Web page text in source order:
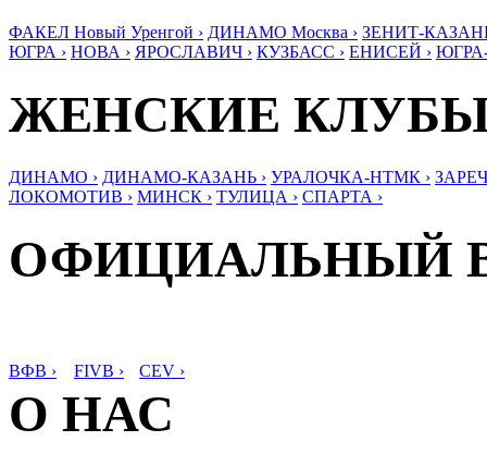
ФАКЕЛ Новый Уренгой › ДИНАМО Москва › ЗЕНИТ-
ЮГРА › НОВА › ЯРОСЛАВИЧ › КУЗБАСС › ЕНИСЕЙ ›
ЖЕНСКИЕ
ДИНАМО › ДИНАМО-КАЗАНЬ › УРАЛОЧКА-НТМК ›
ЛОКОМОТИВ › МИНСК › ТУЛИЦА › СПАРТА ›
ОФИЦИАЛЬНЫЙ
ВФВ › FIVB › CEV ›
О НАС